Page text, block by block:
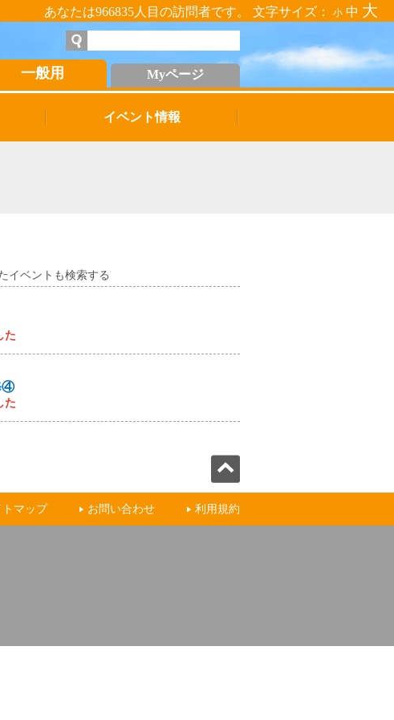
あなたは966835人目の訪問者です。 文字サイズ： 小 中 大
一般用 Myページ
イベント情報
イベントも検索する
た
④
た
利用規約
お問い合わせ
トマップ